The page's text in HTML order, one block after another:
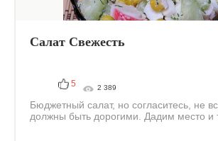
Салат Свежесть
5 2 389
Бюджетный салат, но согласитесь, не
должны быть дорогими. Дадим место и